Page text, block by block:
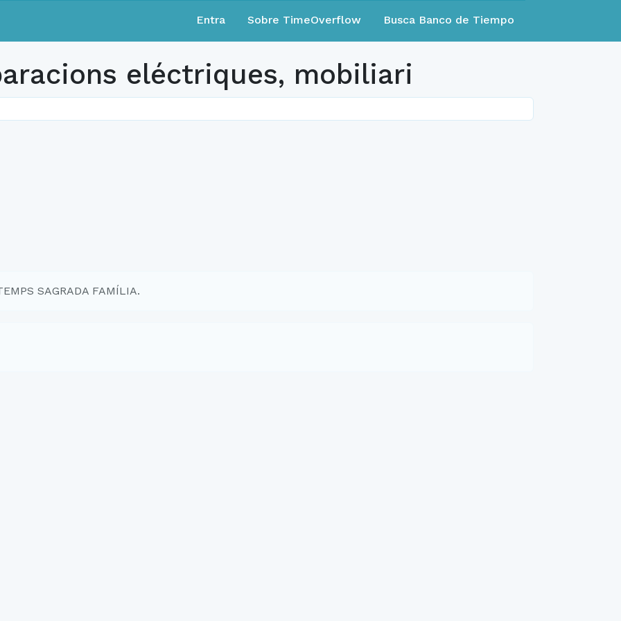
Entra Sobre TimeOverflow Busca Banco de Tiempo
eléctriques, mobiliari
SAGRADA FAMÍLIA.